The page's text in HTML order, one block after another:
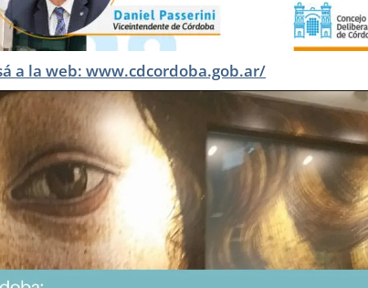
a la web: www.cdcordoba.gob.ar/